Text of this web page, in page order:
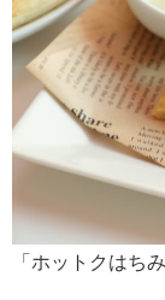
「ホットクはち